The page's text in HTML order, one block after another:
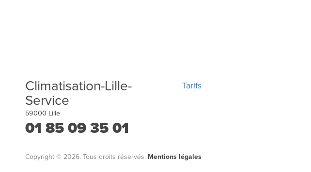
Climatisation-Lille-
Service
59000 Lille
01 85 09 35 01
Tarifs
Copyright © 2026. Tous droits réservés. Mentions légales